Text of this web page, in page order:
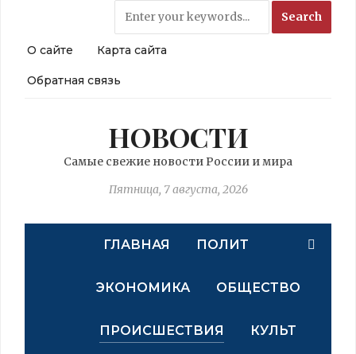
О сайте Карта сайта
Обратная связь
НОВОСТИ
Самые свежие новости России и мира
Пятница, 7 августа, 2026
ГЛАВНАЯ ПОЛИТ
ЭКОНОМИКА ОБЩЕСТВО
ПРОИСШЕСТВИЯ КУЛЬТ